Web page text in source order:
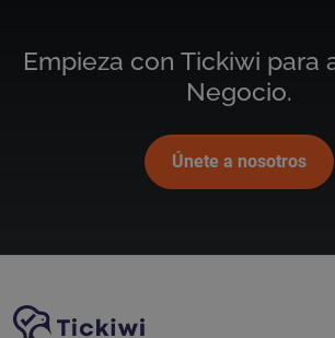
Empieza con Tickiwi para
Negocio.
Únete a nosotros
Navegación del sitio
Plataforma Tickiwi